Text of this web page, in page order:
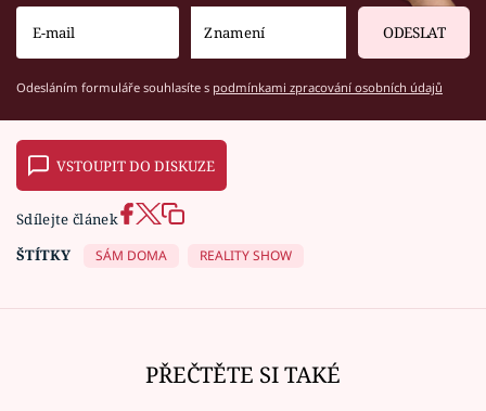
ODESLAT
Odesláním formuláře souhlasíte s podmínkami zpracování osobních údajů
VSTOUPIT DO DISKUZE
Sdílejte článek
ŠTÍTKY
SÁM DOMA REALITY SHOW
PŘEČTĚTE SI TAKÉ